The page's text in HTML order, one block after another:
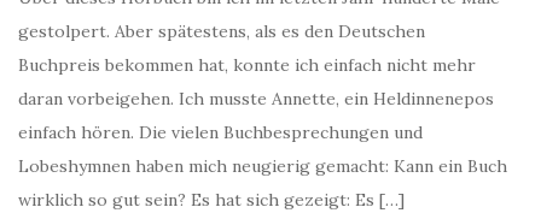
gestolpert. Aber spätestens, als es den Deutschen
Buchpreis bekommen hat, konnte ich einfach nicht mehr
daran vorbeigehen. Ich musste Annette, ein Heldinnenepos
einfach hören. Die vielen Buchbesprechungen und
Lobeshymnen haben mich neugierig gemacht: Kann ein Buch
wirklich so gut sein? Es hat sich gezeigt: Es […]